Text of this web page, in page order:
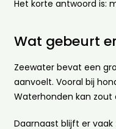
Het korte antwoord is:
Wat gebeurt
Zeewater bevat een
aanvoelt. Vooral bij
Waterhonden kan
Daarnaast blijft er